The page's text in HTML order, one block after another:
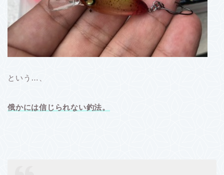
という…、
俄かには信じられない釣法。